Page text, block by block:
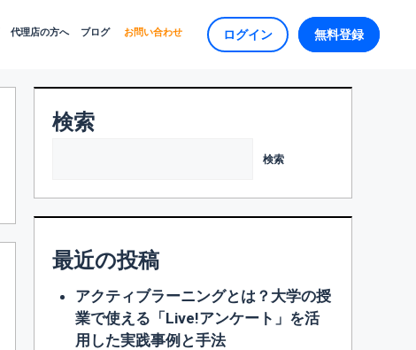
代理店の方へ ブログ お問い合わせ ログイン 無料登録
検索
検索
最近の投稿
アクティブラーニングとは？大学の授
業で使える「Live!アンケート」を活
用した実践事例と手法